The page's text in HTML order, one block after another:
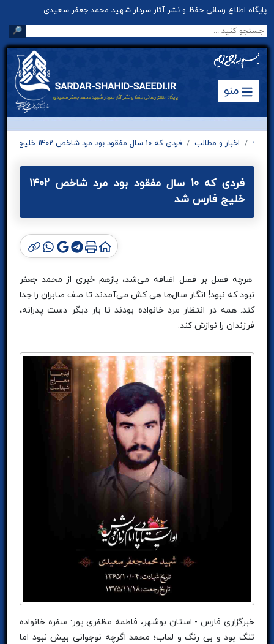
پایگاه اطلاع رسانی حفظ و نشر آثار سردار شهید محمد جعفر سعیدی
🔎
منو
اخبار و مطالب فردی که 10 سال مفقود بود مرد شاخص 1402 خلیج فارس شد
فردی که 10 سال مفقود بود مرد شاخص 1402
خلیج فارس شد
هرچه فصل بر فصل اضافه می‌شد، بازهم خبری از محمد جعفر
نبود که نبود! انگار سال‌ها هی کش می‌آمدند تا صف صابران را جدا
کند. همه در انتظار مرد خانواده بودند تا بار دیگر دست پدرانه،
فرزندان را نوازش کند.
خبرگزاری فارس - استان بوشهر، فاطمه مظفری پور: سفره خانواده
تنگ بود و بی رنگ و لعاب؛ محمد اگرچه نوجوانی بیش نبود اما